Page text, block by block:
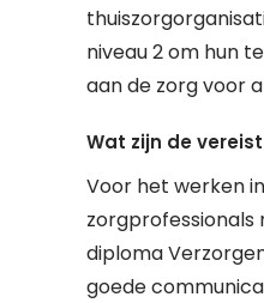
niveau 2 om hun
aan de zorg voor
Wat zijn de
Voor het werken
diploma
goede